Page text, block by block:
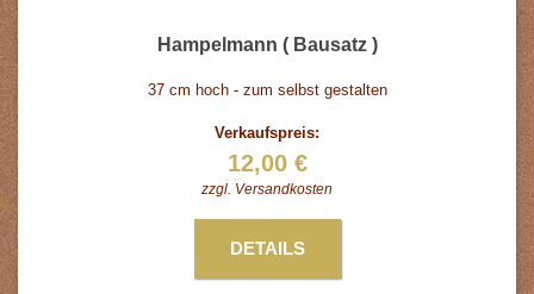
Hampelmann ( Bausatz )
37 cm hoch - zum selbst gestalten
Verkaufspreis:
12,00 €
zzgl. Versandkosten
DETAILS